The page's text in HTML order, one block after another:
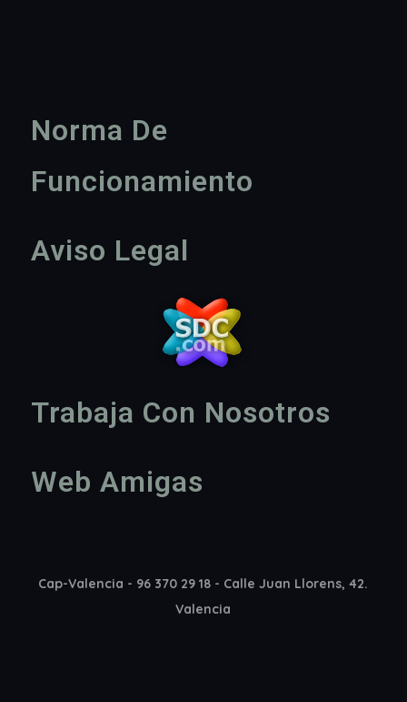
Norma De
Funcionamiento
Aviso Legal
Trabaja Con Nosotros
Web Amigas
Cap-Valencia - 96 370 29 18 - Calle Juan Llorens, 42.
Valencia